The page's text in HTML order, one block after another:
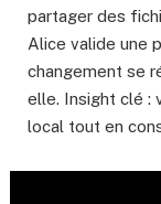
partager des
Alice valide une
changement se
elle. Insight clé :
local tout en